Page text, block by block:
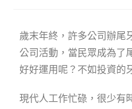
歲末年終，許多公司辦尾
公司活動，當民眾成為了
好好運用呢？不如投資的
現代人工作忙碌，很少有